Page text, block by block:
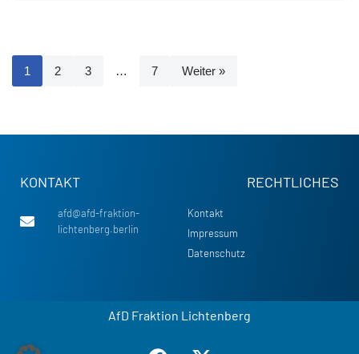
1 2 3 … 7 Weiter »
KONTAKT
afd@afd-fraktion-
lichtenberg.berlin
RECHTLICHES
Kontakt
Impressum
Datenschutz
AfD Fraktion Lichtenberg